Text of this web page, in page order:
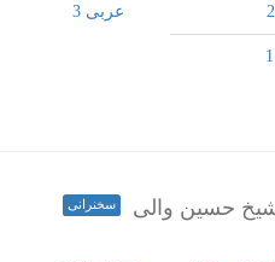
عربی 3
حسین والی سخنرانی